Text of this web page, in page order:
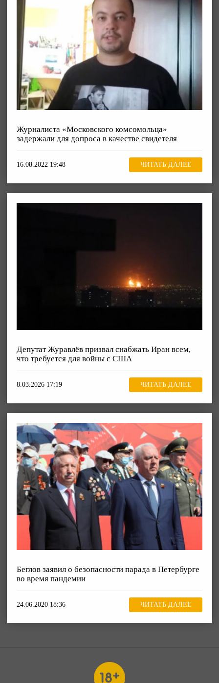
Журналиста «Московского комсомольца»
задержали для допроса в качестве свидетеля
16.08.2022 19:48 ЧИТАТЬ ДАЛЕЕ
Депутат Журавлёв призвал снабжать Иран всем,
что требуется для войны с США
8.03.2026 17:19 ЧИТАТЬ ДАЛЕЕ
Беглов заявил о безопасности парада в Петербурге
во время пандемии
24.06.2020 18:36 ЧИТАТЬ ДАЛЕЕ